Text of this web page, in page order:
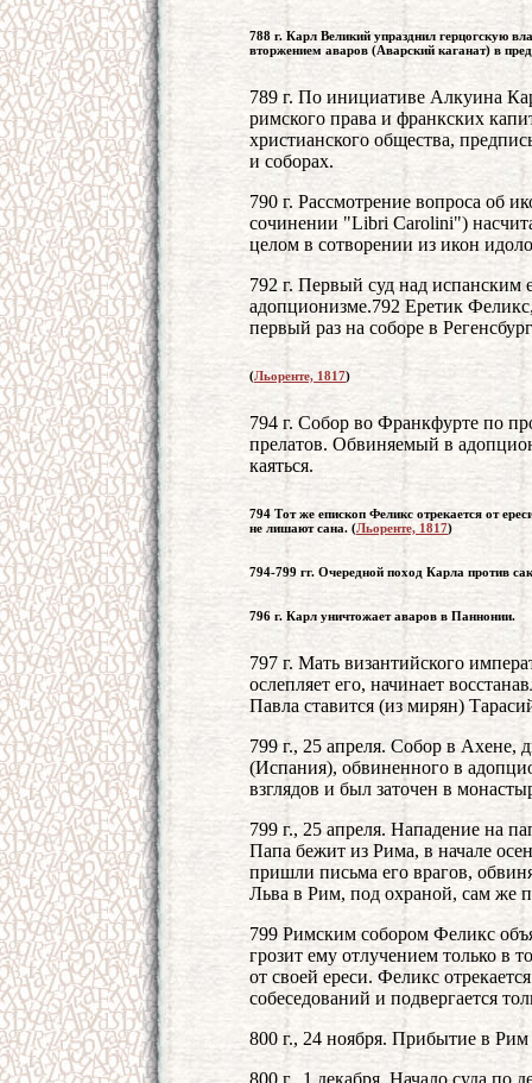
788 г. Карл Великий упразднил герцогскую
вторжением аваров (Аварский каганат) в
789 г. По инициативе Алкуина
римского права и франкских
христианского общества,
и соборах.
790 г. Рассмотрение вопроса об
сочинении "Libri Carolini")
целом в сотворении из икон
792 г. Первый суд над
адопционизме.792 Еретик
первый раз на соборе в
(Льоренте, 1817)
794 г. Собор во Франкфурте по
прелатов. Обвиняемый в
каяться.
794 Тот же епископ Феликс отрекается от
не лишают сана. (Льоренте, 1817)
794-799 гг. Очередной поход Карла против
796 г. Карл уничтожает аваров в Паннонии.
797 г. Мать византийского
ослепляет его, начинает
Павла ставится (из мирян)
799 г., 25 апреля. Собор в Ахене,
(Испания), обвиненного в
взглядов и был заточен в
799 г., 25 апреля. Нападение на
Папа бежит из Рима, в начале
пришли письма его врагов,
Льва в Рим, под охраной, сам же
799 Римским собором Феликс
грозит ему отлучением только в
от своей ереси. Феликс
собеседований и подвергается
800 г., 24 ноября. Прибытие в
800 г., 1 декабря. Начало суда по